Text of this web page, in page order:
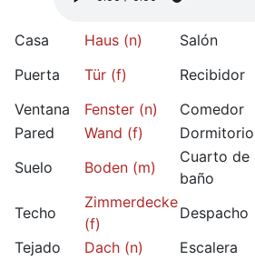
Casa Haus (n) Salón
Puerta
Tür (f) Recibidor
Ventana
Fenster (n) Comedor
Pared
Wand (f) Dormitorio
Suelo
Boden (m)
Cuarto de
baño
Techo
Zimmerdecke
(f)
Despacho
Tejado
Dach (n) Escalera